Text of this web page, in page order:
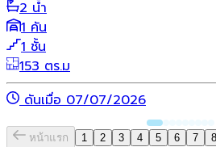
2 น้ำ
1 คัน
1 ชั้น
153 ตร.ม
ดันเมื่อ 07/07/2026
หน้าแรก 1 2 3 4 5 6 7 8